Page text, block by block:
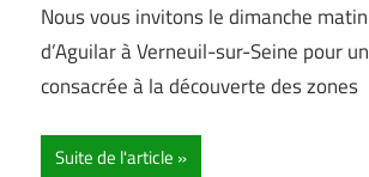
Nous vous invitons le dimanche
d’Aguilar à Verneuil-sur-Seine pour
consacrée à la découverte des zones
Suite de l'article